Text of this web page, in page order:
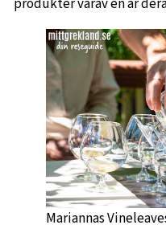
produkter varav en är
Mariannas